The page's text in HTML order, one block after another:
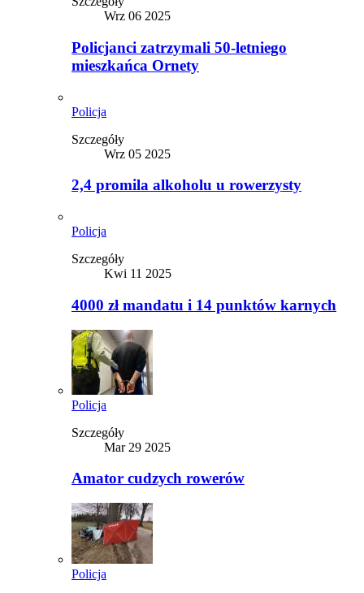
Wrz 06 2025
Policjanci zatrzymali 50-letniego
mieszkańca Ornety
Policja
Szczegóły
Wrz 05 2025
2,4 promila alkoholu u rowerzysty
Policja
Szczegóły
Kwi 11 2025
4000 zł mandatu i 14 punktów karnych
Policja
Szczegóły
Mar 29 2025
Amator cudzych rowerów
Policja